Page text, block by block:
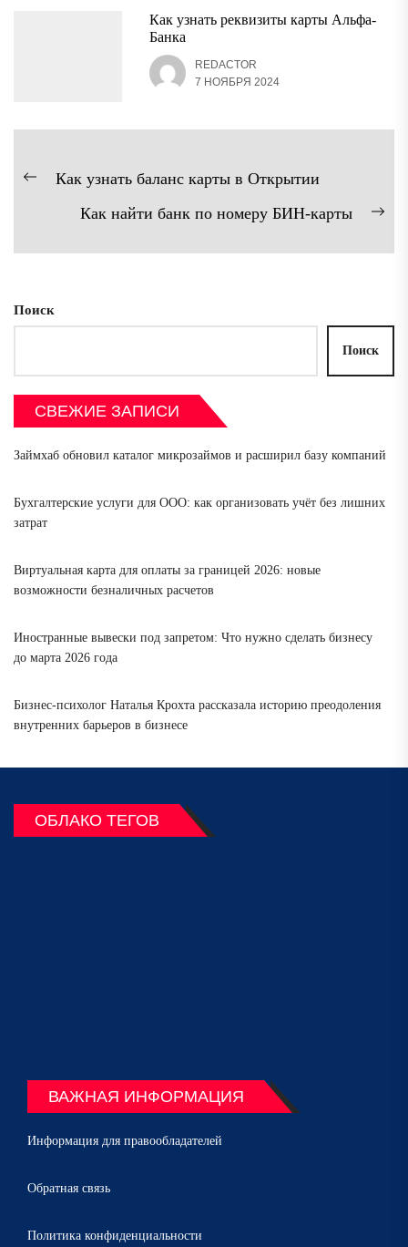
Как узнать реквизиты карты Альфа-
Банка
REDACTOR
7 НОЯБРЯ 2024
Навигация
Предыдущая
Как узнать баланс карты в Открытии
Как найти банк по номеру БИН-карты
Поиск
Поиск
СВЕЖИЕ ЗАПИСИ
Займхаб обновил каталог микрозаймов и расширил базу компаний
Бухгалтерские услуги для ООО: как организовать учёт без лишних
затрат
Виртуальная карта для оплаты за границей 2026: новые
возможности безналичных расчетов
Иностранные вывески под запретом: Что нужно сделать бизнесу
до марта 2026 года
Бизнес-психолог Наталья Крохта рассказала историю преодоления
внутренних барьеров в бизнесе
ОБЛАКО ТЕГОВ
ВАЖНАЯ ИНФОРМАЦИЯ
Информация для правообладателей
Обратная связь
Политика конфиденциальности